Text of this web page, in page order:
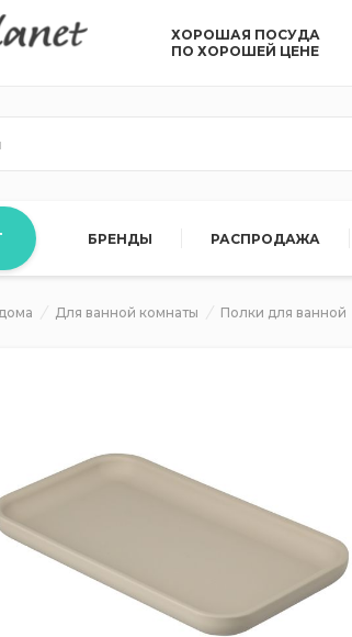
ХОРОШАЯ ПОСУДА
ПО ХОРОШЕЙ ЦЕНЕ
БРЕНДЫ РАСПРОДАЖА
Для ванной комнаты Полки для ванной